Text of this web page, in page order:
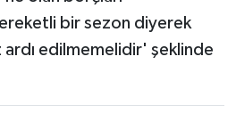
bir sezon diyerek
edilmemelidir' şeklinde